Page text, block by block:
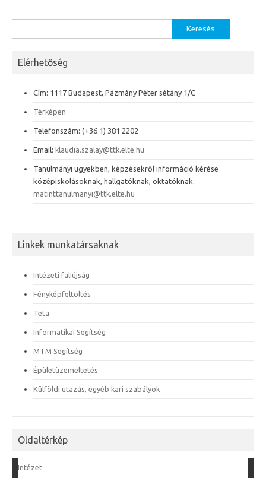
Elérhetőség
Cím: 1117 Budapest, Pázmány Péter sétány 1/C
Térképen
Telefonszám: (+36 1) 381 2202
Email: klaudia.szalay@ttk.elte.hu
Tanulmányi ügyekben, képzésekről információ kérése
középiskolásoknak, hallgatóknak, oktatóknak:
matinttanulmanyi@ttk.elte.hu
Linkek munkatársaknak
Intézeti faliújság
Fényképfeltöltés
Teta
Informatikai Segítség
MTM Segítség
Épületüzemeltetés
Külföldi utazás, egyéb kari szabályok
Oldaltérkép
Intézet